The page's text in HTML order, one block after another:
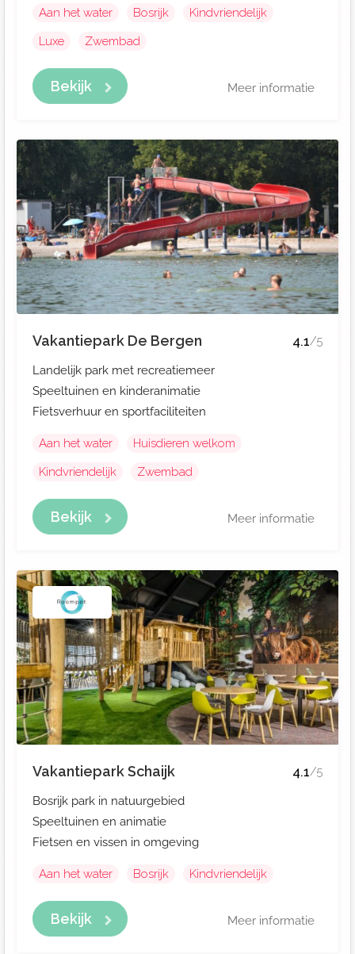
Aan het water Bosrijk
Kindvriendelijk
Luxe
Zwembad
Bekijk Meer informatie
Vakantiepark De Bergen 4.1/5
Landelijk park met recreatiemeer
Speeltuinen en kinderanimatie
Fietsverhuur en sportfaciliteiten
Aan het water
Huisdieren welkom
Kindvriendelijk
Zwembad
Bekijk Meer informatie
Vakantiepark Schaijk 4.1/5
Bosrijk park in natuurgebied
Speeltuinen en animatie
Fietsen en vissen in omgeving
Aan het water Bosrijk Kindvriendelijk
Bekijk Meer informatie